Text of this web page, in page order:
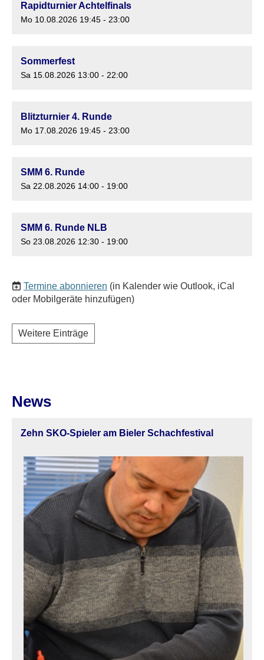
Rapidturnier Achtelfinals
Mo 10.08.2026 19:45 - 23:00
Sommerfest
Sa 15.08.2026 13:00 - 22:00
Blitzturnier 4. Runde
Mo 17.08.2026 19:45 - 23:00
SMM 6. Runde
Sa 22.08.2026 14:00 - 19:00
SMM 6. Runde NLB
So 23.08.2026 12:30 - 19:00
Termine abonnieren (in Kalender wie Outlook, iCal
oder Mobilgeräte hinzufügen)
Weitere Einträge
News
Zehn SKO-Spieler am Bieler Schachfestival